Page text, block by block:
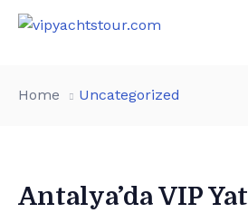
Boat Tours
About Us
Contact
Home Uncategorized
Antalya’da VIP Yat